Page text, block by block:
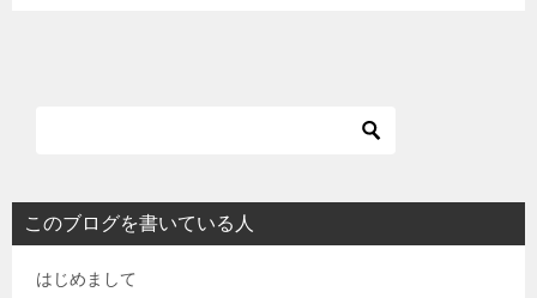
このブログを書いている人
はじめまして